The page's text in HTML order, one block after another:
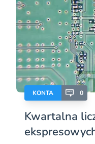
KONTA 0
Kwartalna